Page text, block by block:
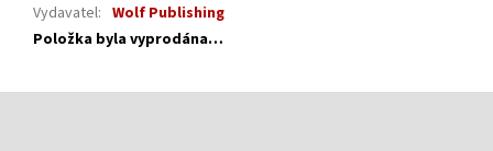
Vydavatel: Wolf Publishing
Položka byla vyprodána…